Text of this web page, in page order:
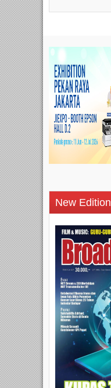
New Edition